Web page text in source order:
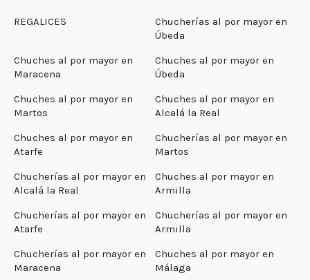
REGALICES
Chucherías al por mayor en
Úbeda
Chuches al por mayor en
Maracena
Chuches al por mayor en
Úbeda
Chuches al por mayor en
Martos
Chuches al por mayor en
Alcalá la Real
Chuches al por mayor en
Atarfe
Chucherías al por mayor en
Martos
Chucherías al por mayor en
Alcalá la Real
Chuches al por mayor en
Armilla
Chucherías al por mayor en
Atarfe
Chucherías al por mayor en
Armilla
Chucherías al por mayor en
Maracena
Chuches al por mayor en
Málaga